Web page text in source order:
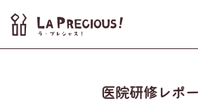
医院研修レポ